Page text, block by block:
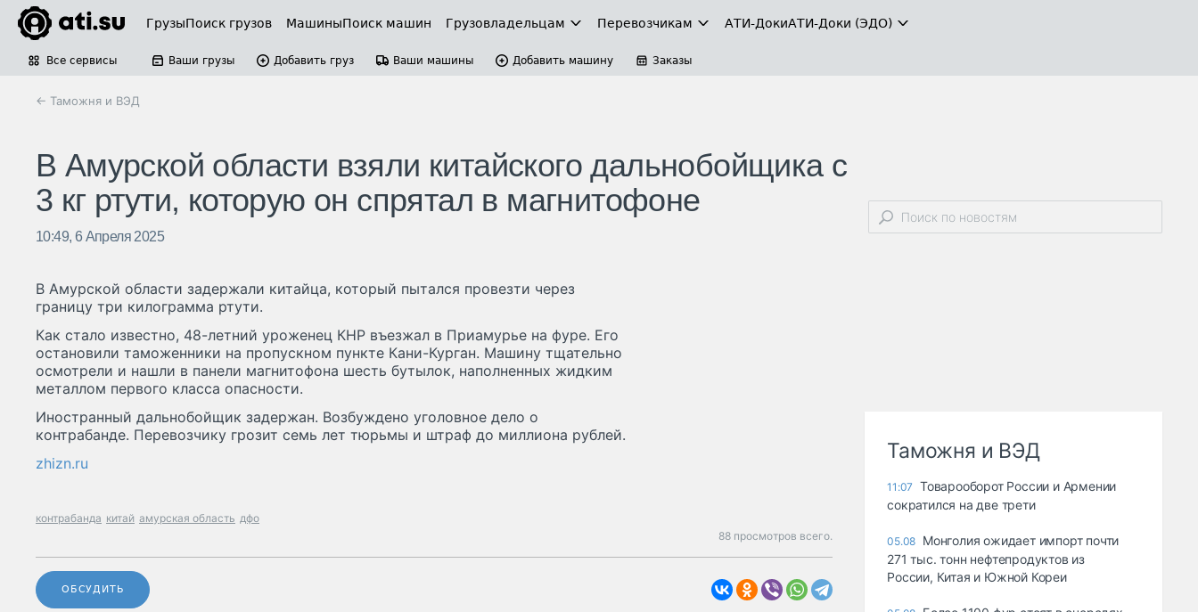
ГрузыПоиск грузов МашиныПоиск машин Грузовладельцам Перевозчикам АТИ-ДокиАТИ-Доки (ЭДО)
Все сервисы Ваши грузы Добавить груз Ваши машины Добавить машину Заказы
← Таможня и ВЭД
В Амурской области взяли китайского дальнобойщика с
3 кг ртути, которую он спрятал в магнитофоне
10:49, 6 Апреля 2025
В Амурской области задержали китайца, который пытался провезти через
границу три килограмма ртути.
Как стало известно, 48-летний уроженец КНР въезжал в Приамурье на фуре. Его
остановили таможенники на пропускном пункте Кани-Курган. Машину тщательно
осмотрели и нашли в панели магнитофона шесть бутылок, наполненных жидким
металлом первого класса опасности.
Иностранный дальнобойщик задержан. Возбуждено уголовное дело о
контрабанде. Перевозчику грозит семь лет тюрьмы и штраф до миллиона рублей.
zhizn.ru
контрабанда китай амурская область дфо
88 просмотров всего.
ОБСУДИТЬ
Таможня и ВЭД
11:07
Товарооборот России и Армении
сократился на две трети
05.08 Монголия ожидает импорт почти
271 тыс. тонн нефтепродуктов из
России, Китая и Южной Кореи